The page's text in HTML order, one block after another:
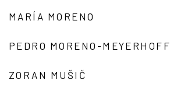
MARÍA MORENO
PEDRO MORENO-MEYERHOFF
ZORAN MUŠIČ